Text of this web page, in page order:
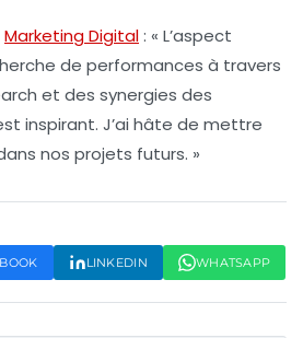
Marketing Digital: « L’aspect
de performances à travers
et des synergies des
inspirant. J’ai hâte de mettre
nos projets futurs. »
LINKEDIN WHATSAPP